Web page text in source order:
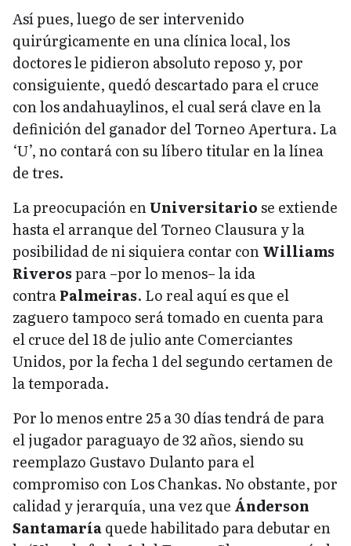
Así pues, luego de ser intervenido
quirúrgicamente en una clínica local, los
doctores le pidieron absoluto reposo y, por
consiguiente, quedó descartado para el cruce
con los andahuaylinos, el cual será clave en la
definición del ganador del Torneo Apertura. La
‘U’, no contará con su líbero titular en la línea
de tres.
La preocupación enUniversitariose extiende
hasta el arranque del Torneo Clausura y la
posibilidad de ni siquiera contar conWilliams
Riverospara –por lo menos– la ida
contraPalmeiras. Lo real aquí es que el
zaguero tampoco será tomado en cuenta para
el cruce del 18 de julio ante Comerciantes
Unidos, por la fecha 1 del segundo certamen de
la temporada.
Por lo menos entre 25 a 30 días tendrá de para
el jugador paraguayo de 32 años, siendo su
reemplazo Gustavo Dulanto para el
compromiso con Los Chankas. No obstante, por
calidad y jerarquía, una vez que Ánderson
Santamaríaquede habilitado para debutar en